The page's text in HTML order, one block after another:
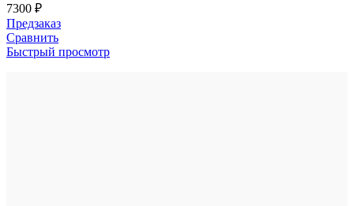
7300 ₽
Предзаказ
Сравнить
Быстрый просмотр